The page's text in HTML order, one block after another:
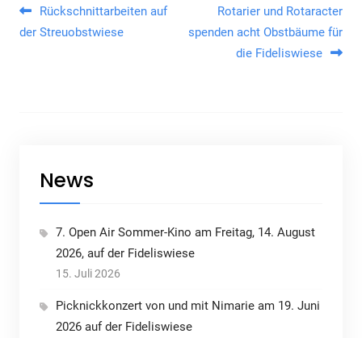
Beitragsnavigation
Rückschnittarbeiten auf
der Streuobstwiese
Rotarier und Rotaracter
spenden acht Obstbäume für
die Fideliswiese
News
7. Open Air Sommer-Kino am Freitag, 14. August
2026, auf der Fideliswiese
15. Juli 2026
Picknickkonzert von und mit Nimarie am 19. Juni
2026 auf der Fideliswiese